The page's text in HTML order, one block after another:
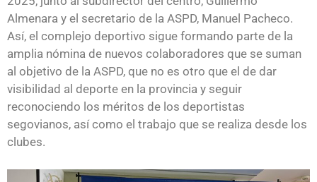
Almenara y el secretario de la ASPD, Manuel Pacheco.
Así, el complejo deportivo sigue formando parte de la
amplia nómina de nuevos colaboradores que se suman
al objetivo de la ASPD, que no es otro que el de dar
visibilidad al deporte en la provincia y seguir
reconociendo los méritos de los deportistas
segovianos, así como el trabajo que se realiza desde los
clubes.